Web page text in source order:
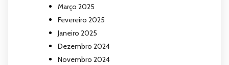
Março 2025
Fevereiro 2025
Janeiro 2025
Dezembro 2024
Novembro 2024